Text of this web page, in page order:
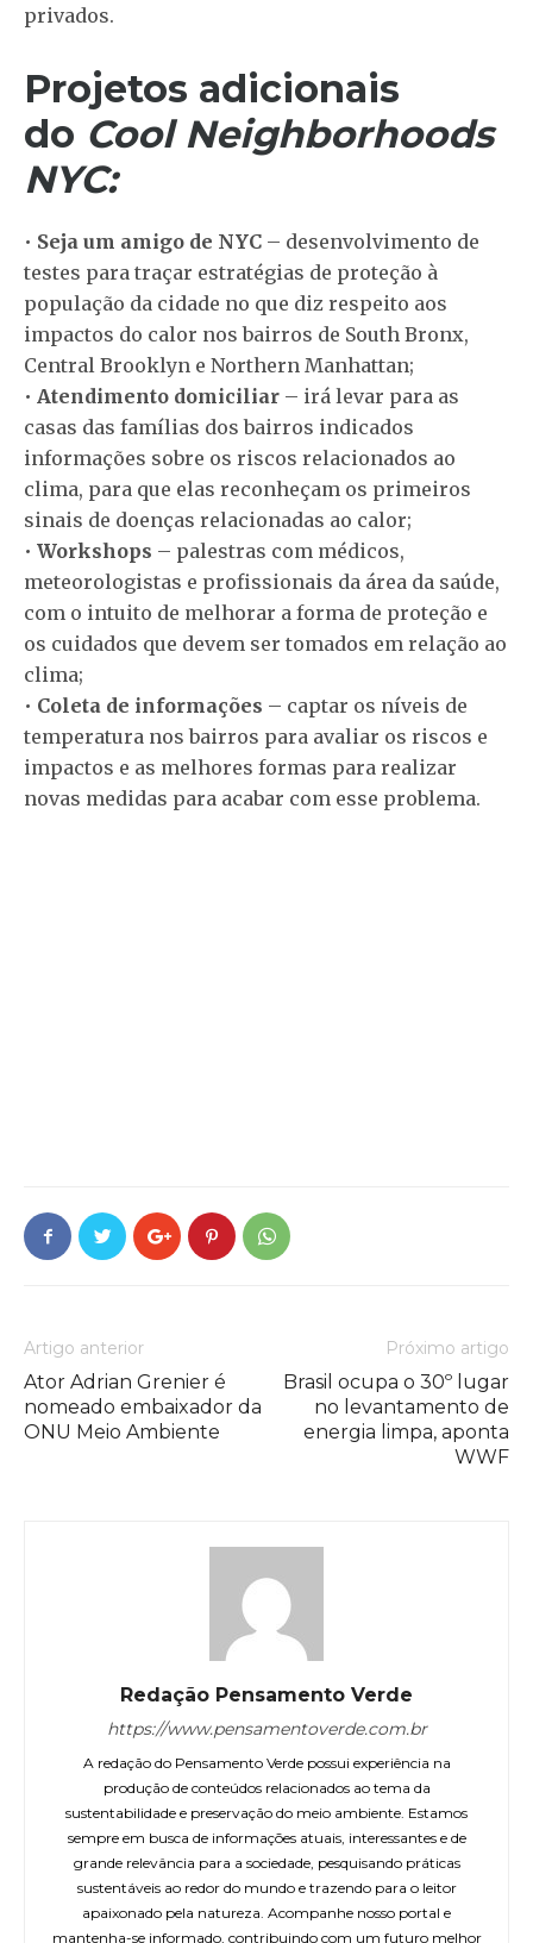
privados.
Projetos adicionais
do Cool Neighborhoods
NYC:
• Seja um amigo de NYC – desenvolvimento de
testes para traçar estratégias de proteção à
população da cidade no que diz respeito aos
impactos do calor nos bairros de South Bronx,
Central Brooklyn e Northern Manhattan;
• Atendimento domiciliar – irá levar para as
casas das famílias dos bairros indicados
informações sobre os riscos relacionados ao
clima, para que elas reconheçam os primeiros
sinais de doenças relacionadas ao calor;
• Workshops – palestras com médicos,
meteorologistas e profissionais da área da saúde,
com o intuito de melhorar a forma de proteção e
os cuidados que devem ser tomados em relação ao
clima;
• Coleta de informações – captar os níveis de
temperatura nos bairros para avaliar os riscos e
impactos e as melhores formas para realizar
novas medidas para acabar com esse problema.
Artigo anterior
Ator Adrian Grenier é
nomeado embaixador da
ONU Meio Ambiente
Próximo artigo
Brasil ocupa o 30º lugar
no levantamento de
energia limpa, aponta
WWF
Redação Pensamento Verde
https://www.pensamentoverde.com.br
A redação do Pensamento Verde possui experiência na
produção de conteúdos relacionados ao tema da
sustentabilidade e preservação do meio ambiente. Estamos
sempre em busca de informações atuais, interessantes e de
grande relevância para a sociedade, pesquisando práticas
sustentáveis ao redor do mundo e trazendo para o leitor
apaixonado pela natureza. Acompanhe nosso portal e
mantenha-se informado, contribuindo com um futuro melhor